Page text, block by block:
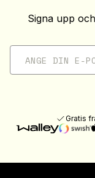
Signa upp
Gratis